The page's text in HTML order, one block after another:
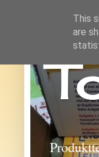
This
are